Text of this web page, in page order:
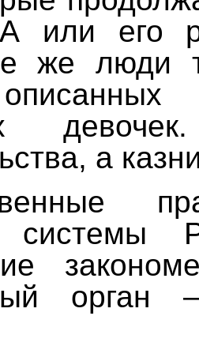
или его
же люди
а
системы
орган